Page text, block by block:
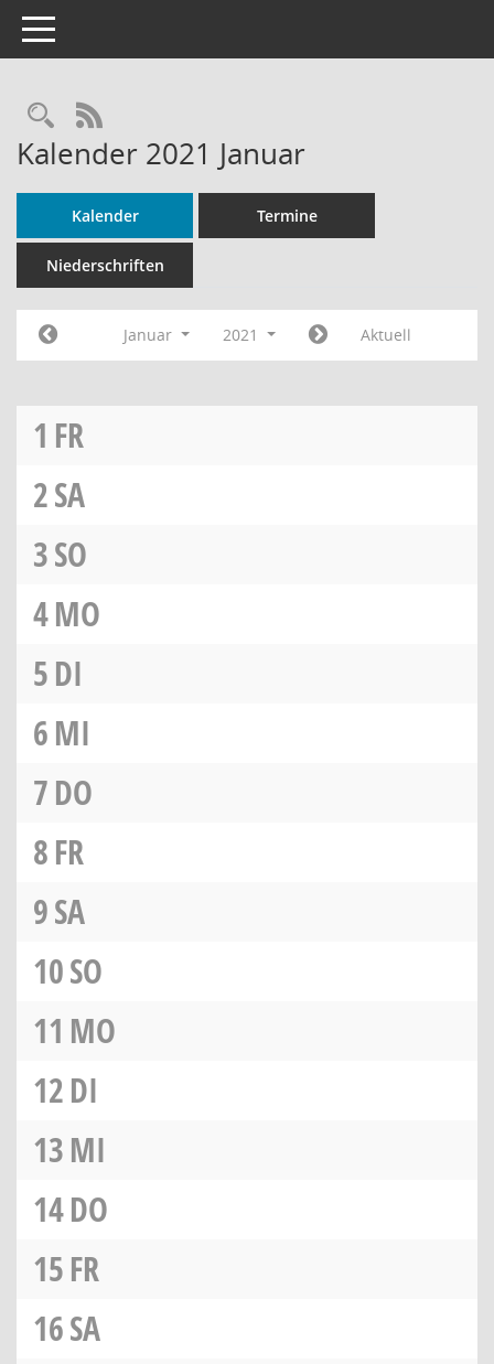
Toggle navigation
Rechercheauswahl
RSS-Feed
Kalender 2021 Januar
Kalender Termine
Niederschriften
Januar 2021 Aktuell
1 FR
2SA
3SO
4MO
5DI
6MI
7DO
8FR
9SA
10SO
11 MO
12DI
13MI
14DO
15FR
16SA